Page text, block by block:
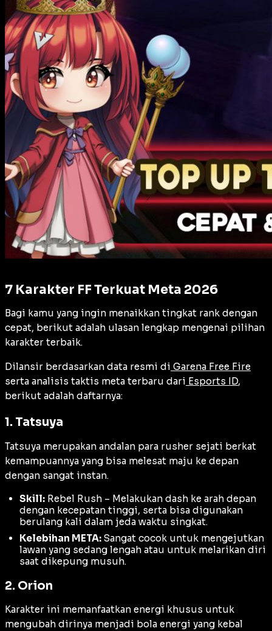
7 Karakter FF Terkuat Meta 2026
Bagi kamu yang ingin menaikkan tingkat rank dengan
cepat, berikut adalah ulasan lengkap mengenai pilihan
karakter terbaik.
Dilansir berdasarkan data resmi di Garena Free Fire
serta analisis taktis meta terbaru dari Esports ID,
berikut adalah daftarnya:
1. Tatsuya
Tatsuya merupakan andalan para rusher sejati berkat
kemampuannya yang bisa melesat maju ke depan
dengan sangat instan.
Skill: Rebel Rush – Melakukan dash ke arah depan
dengan kecepatan tinggi, serta bisa digunakan
berulang kali dalam jeda waktu singkat.
Kelebihan META: Sangat cocok untuk mengejutkan
lawan yang sedang lengah atau untuk melarikan diri
saat dikepung musuh.
2. Orion
Karakter ini memanfaatkan energi khusus untuk
mengubah dirinya menjadi bola energi yang kebal